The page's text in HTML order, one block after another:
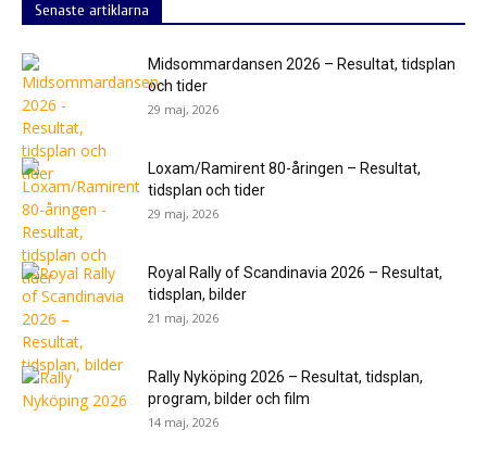
Senaste artiklarna
Midsommardansen 2026 – Resultat, tidsplan
och tider
29 maj, 2026
Loxam/Ramirent 80-åringen – Resultat,
tidsplan och tider
29 maj, 2026
Royal Rally of Scandinavia 2026 – Resultat,
tidsplan, bilder
21 maj, 2026
Rally Nyköping 2026 – Resultat, tidsplan,
program, bilder och film
14 maj, 2026